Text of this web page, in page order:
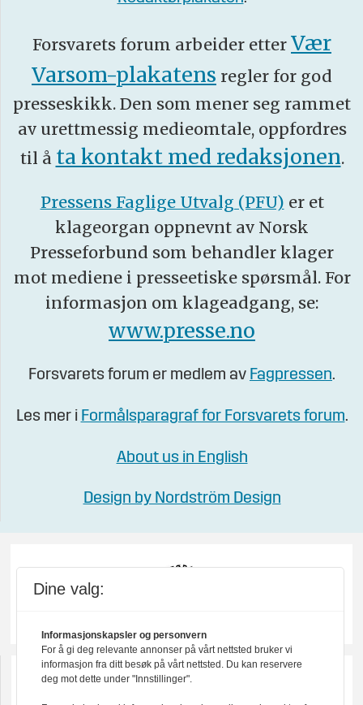
Forsvarets forum arbeider etter Vær
Varsom-plakatens regler for god
presseskikk. Den som mener seg rammet
av urettmessig medieomtale, oppfordres
til å ta kontakt med redaksjonen.
Pressens Faglige Utvalg (PFU) er et
klageorgan oppnevnt av Norsk
Presseforbund som behandler klager
mot mediene i presseetiske spørsmål. For
informasjon om klageadgang, se:
www.presse.no
Forsvarets forum er medlem av Fagpressen.
Les mer i Formålsparagraf for Forsvarets forum.
About us in English
Design by Nordström Design
Dine valg:
Informasjonskapsler og personvern
For å gi deg relevante annonser på vårt nettsted bruker vi
informasjon fra ditt besøk på vårt nettsted. Du kan reservere
deg mot dette under "Innstillinger".